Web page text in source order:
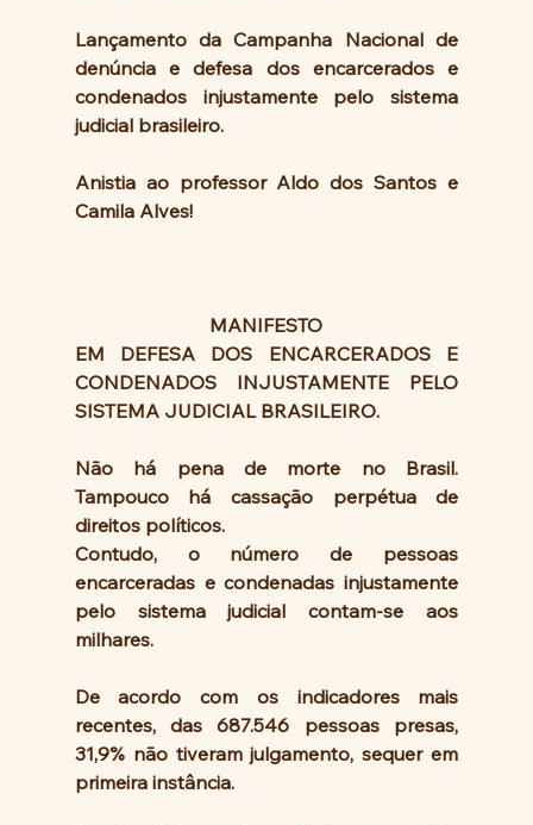
Lançamento da Campanha Nacional de
denúncia e defesa dos encarcerados e
condenados injustamente pelo sistema
judicial brasileiro.
Anistia ao professor Aldo dos Santos e
Camila Alves!
MANIFESTO
EM DEFESA DOS ENCARCERADOS E
CONDENADOS INJUSTAMENTE PELO
SISTEMA JUDICIAL BRASILEIRO.
Não há pena de morte no Brasil.
Tampouco há cassação perpétua de
direitos políticos.
Contudo, o número de pessoas
encarceradas e condenadas injustamente
pelo sistema judicial contam-se aos
milhares.
De acordo com os indicadores mais
recentes, das 687.546 pessoas presas,
31,9% não tiveram julgamento, sequer em
primeira instância.